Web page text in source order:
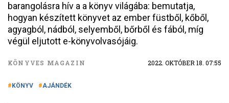
barangolásra hív a a könyv világába: bemutatja,
hogyan készített könyvet az ember füstből, kőből,
agyagból, nádból, selyemből, bőrből és fából, míg
végül eljutott e-könyvolvasójáig.
KÖNYVES MAGAZIN 2022. OKTÓBER 18. 07:55
KÖNYV AJÁNDÉK